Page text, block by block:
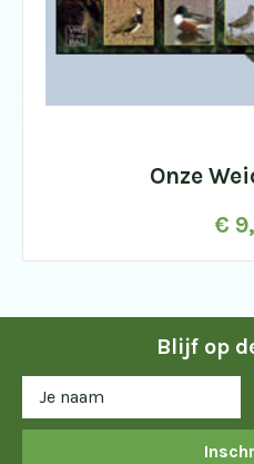
Onze
€
Blijf op